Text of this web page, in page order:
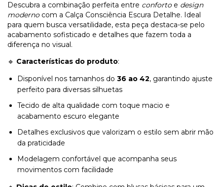
Descubra a combinação perfeita entre confortoe design
modernocom a Calça Consciência Escura Detalhe. Ideal
para quem busca versatilidade, esta peça destaca-se pelo
acabamento sofisticado e detalhes que fazem toda a
diferença no visual.
🔹 Características do produto:
Disponível nos tamanhos do 36 ao 42, garantindo ajuste
perfeito para diversas silhuetas
Tecido de alta qualidade com toque macio e
acabamento escuro elegante
Detalhes exclusivos que valorizam o estilo sem abrir mão
da praticidade
Modelagem confortável que acompanha seus
movimentos com facilidade